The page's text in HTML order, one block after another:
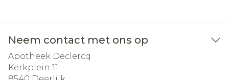
Neem contact met ons op
Apotheek Declercq
Kerkplein 11